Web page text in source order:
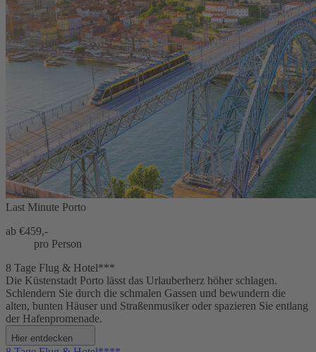
Last Minute Porto
ab €459,-
pro Person
8 Tage Flug & Hotel***
Die Küstenstadt Porto lässt das Urlauberherz höher schlagen.
Schlendern Sie durch die schmalen Gassen und bewundern die
alten, bunten Häuser und Straßenmusiker oder spazieren Sie entlang
der Hafenpromenade.
Hier entdecken